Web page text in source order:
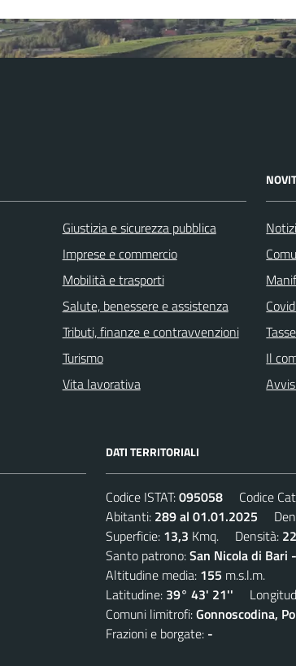
Giustizia e sicurezza pubblica
Imprese e commercio
Mobilità e trasporti
Salute, benessere e assistenza
Tributi, finanze e contravvenzioni
Turismo
Vita lavorativa
Il
DATI TERRITORIALI
Codice ISTAT:095058 Codice
Abitanti: 289 al 01.01.2025
Superficie: 13,3 Kmq. Densità: 22
Santo patrono:San Nicola di Bari
Altitudine media: 155 m.s.l.m.
Latitudine: 39° 43' 21''
Comuni limitrofi:Gonnoscodina,
Frazioni e borgate: -